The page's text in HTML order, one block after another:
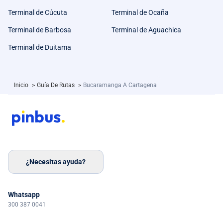
Terminal de Cúcuta Terminal de Ocaña
Terminal de Barbosa Terminal de Aguachica
Terminal de Duitama
Inicio > Guía De Rutas > Bucaramanga A Cartagena
¿Necesitas ayuda?
Whatsapp
300 387 0041